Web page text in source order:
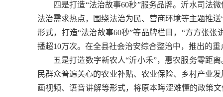
四是打造“法治故事60秒”服务品牌。沂水司法
法治需求热点，围绕法治为民、营商环境等主题推
形式，打造“法治故事60秒”等品牌栏目，“方方张
播超10万次。在全县社会治安综合整治中，推出的
五是打造数字新农人“沂小禾”，惠农服务零距
民群众普遍关心的农业补贴、农业保险、乡村产业
画视频、语音讲解等形式，将原本晦涩难懂的政策